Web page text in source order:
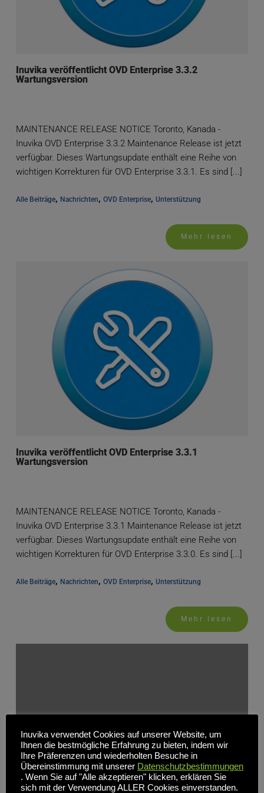
Inuvika veröffentlicht OVD Enterprise 3.3.2
Wartungsversion
MAINTENANCE RELEASE NOTICE Toronto, Kanada -
Inuvika OVD Enterprise 3.3.2 Maintenance Release ist jetzt
verfügbar. Dieses Wartungsupdate enthält eine Reihe von
wichtigen Korrekturen für OVD Enterprise 3.3.1. Es sind [...]
Alle Beiträge, Nachrichten, OVD Enterprise, Unterstützung
Mehr lesen
Inuvika veröffentlicht OVD Enterprise 3.3.1
Wartungsversion
MAINTENANCE RELEASE NOTICE Toronto, Kanada -
Inuvika OVD Enterprise 3.3.1 Maintenance Release ist jetzt
verfügbar. Dieses Wartungsupdate enthält eine Reihe von
wichtigen Korrekturen für OVD Enterprise 3.3.0. Es sind [...]
Alle Beiträge, Nachrichten, OVD Enterprise, Unterstützung
Mehr lesen
Inuvika verwendet Cookies auf unserer Website, um
Ihnen die bestmögliche Erfahrung zu bieten, indem wir
Ihre Präferenzen und wiederholten Besuche in
Übereinstimmung mit unserer Datenschutzbestimmungen
. Wenn Sie auf "Alle akzeptieren" klicken, erklären Sie
sich mit der Verwendung ALLER Cookies einverstanden.